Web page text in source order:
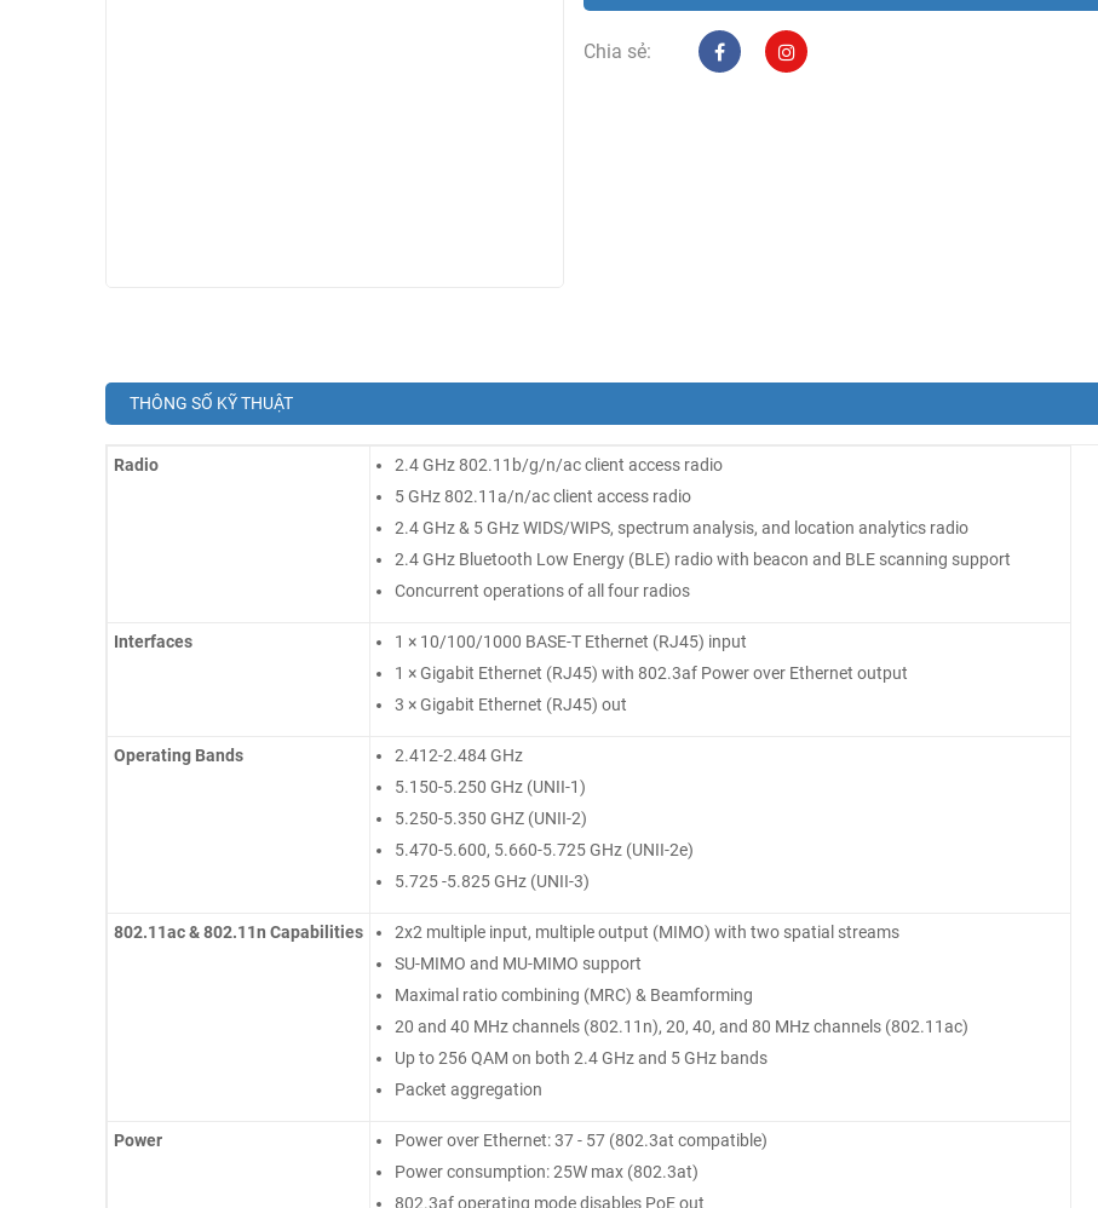
Chia sẻ:
THÔNG SỐ KỸ THUẬT
Radio
2.4 GHz 802.11b/g/n/ac client access radio
5 GHz 802.11a/n/ac client access radio
2.4 GHz & 5 GHz WIDS/WIPS, spectrum analysis, and location analytics radio
2.4 GHz Bluetooth Low Energy (BLE) radio with beacon and BLE scanning support
Concurrent operations of all four radios
Interfaces
1 × 10/100/1000 BASE-T Ethernet (RJ45) input
1 × Gigabit Ethernet (RJ45) with 802.3af Power over Ethernet output
3 × Gigabit Ethernet (RJ45) out
Operating Bands
2.412-2.484 GHz
5.150-5.250 GHz (UNII-1)
5.250-5.350 GHZ (UNII-2)
5.470-5.600, 5.660-5.725 GHz (UNII-2e)
5.725 -5.825 GHz (UNII-3)
802.11ac & 802.11n Capabilities
2x2 multiple input, multiple output (MIMO) with two spatial streams
SU-MIMO and MU-MIMO support
Maximal ratio combining (MRC) & Beamforming
20 and 40 MHz channels (802.11n), 20, 40, and 80 MHz channels (802.11ac)
Up to 256 QAM on both 2.4 GHz and 5 GHz bands
Packet aggregation
Power
Power over Ethernet: 37 - 57 (802.3at compatible)
Power consumption: 25W max (802.3at)
802.3af operating mode disables PoE out